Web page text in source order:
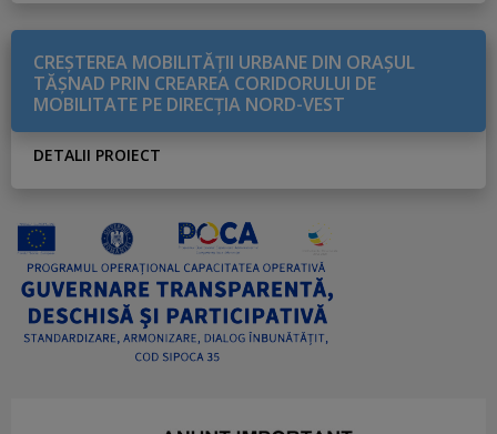
CREŞTEREA MOBILITĂŢII URBANE DIN ORAŞUL
TĂŞNAD PRIN CREAREA CORIDORULUI DE
MOBILITATE PE DIRECŢIA NORD-VEST
DETALII PROIECT